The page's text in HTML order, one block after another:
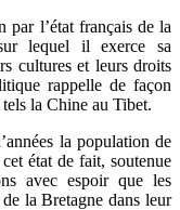
par l’état français de la
lequel il exerce sa
cultures et leurs droits
rappelle de façon
tels la Chine au Tibet.
la population de
état de fait, soutenue
avec espoir que les
la Bretagne dans leur